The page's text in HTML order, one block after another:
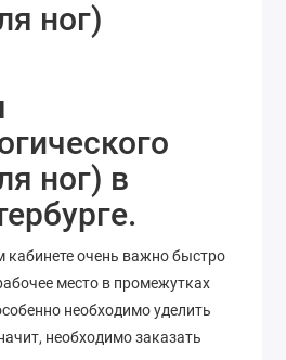
ног)
ног) в
кабинете очень важно быстро
место в промежутках
необходимо уделить
необходимо заказать